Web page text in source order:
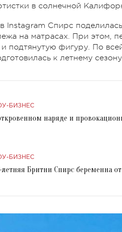
в солнечной
Instagram Спирс
на матрасах. При этом,
подтянутую фигуру. По
к летнему
БИЗНЕС
наряде и
БИЗНЕС
Бритни Спирс беременна